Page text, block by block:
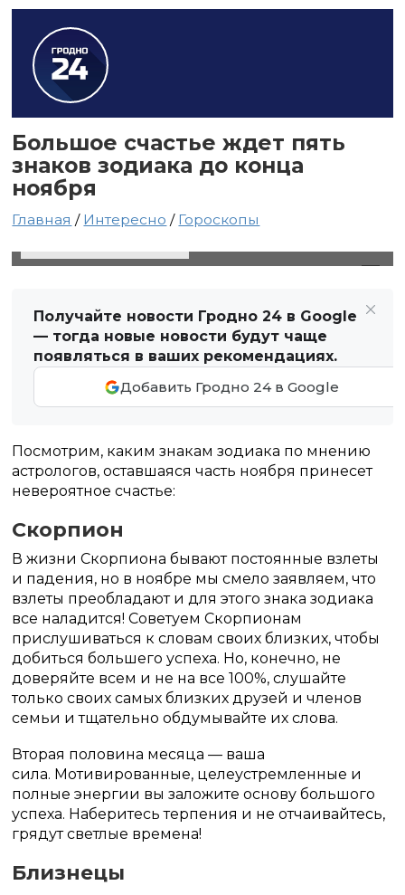
Большое счастье ждет пять
знаков зодиака до конца
ноября
Главная / Интересно / Гороскопы
Получайте новости Гродно 24 в Google
— тогда новые новости будут чаще
появляться в ваших рекомендациях.
Добавить Гродно 24 в Google
Посмотрим, каким знакам зодиака по мнению
астрологов, оставшаяся часть ноября принесет
невероятное счастье:
Скорпион
В жизни Скорпиона бывают постоянные взлеты
и падения, но в ноябре мы смело заявляем, что
взлеты преобладают и для этого знака зодиака
все наладится! Советуем Скорпионам
прислушиваться к словам своих близких, чтобы
добиться большего успеха. Но, конечно, не
доверяйте всем и не на все 100%, слушайте
только своих самых близких друзей и членов
семьи и тщательно обдумывайте их слова.
Вторая половина месяца — ваша
сила. Мотивированные, целеустремленные и
полные энергии вы заложите основу большого
успеха. Наберитесь терпения и не отчаивайтесь,
грядут светлые времена!
Близнецы